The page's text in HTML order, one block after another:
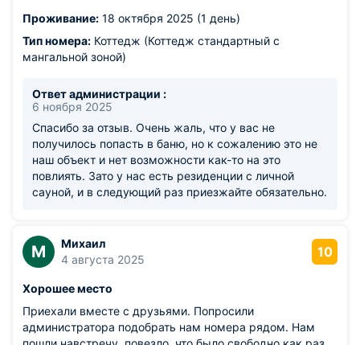
Есть общая парковка в шаговой доступности от
домиков.
Из недостатков: недалеко есть баня, но, к сожалению
работала, только в будни.
Проживание: 18 октября 2025 (1 день)
Тип номера: Коттедж (Коттедж стандартный с
мангальной зоной)
Ответ администрации :
6 ноября 2025
Спасибо за отзыв. Очень жаль, что у вас не
получилось попасть в баню, но к сожалению это не
наш объект и нет возможности как-то на это
повлиять. Зато у нас есть резиденции с личной
сауной, и в следующий раз приезжайте обязательно.
М
Михаил
4 августа 2025
10
Хорошее место
Приехали вместе с друзьями. Попросили
администратора подобрать нам номера рядом. Нам